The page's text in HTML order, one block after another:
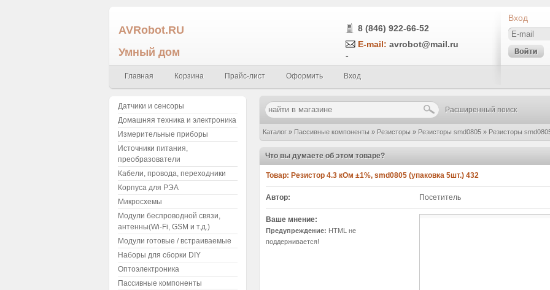
AVRobot.RU
Умный дом
8 (846) 922-66-52
E-mail: avrobot@mail.ru
-
Главная Корзина Прайс-лист Оформить Вход
Вход
Расширенный поиск
Каталог » Пассивные компоненты » Резисторы » Резисторы smd0805 » Резисторы
Что вы думаете об этом товаре?
Товар: Резистор 4.3 кОм ±1%, smd0805 (упаковка 5шт.) 432
Автор: Посетитель
Ваше мнение:
Предупреждение: HTML не
поддерживается!
Датчики и сенсоры
Домашняя техника и электроника
Измерительные приборы
Источники питания,
преобразователи
Кабели, провода, переходники
Корпуса для РЭА
Микросхемы
Модули беспроводной связи,
антенны(Wi-Fi, GSM и т.д.)
Модули готовые / встраиваемые
Наборы для сборки DIY
Оптоэлектроника
Пассивные компоненты